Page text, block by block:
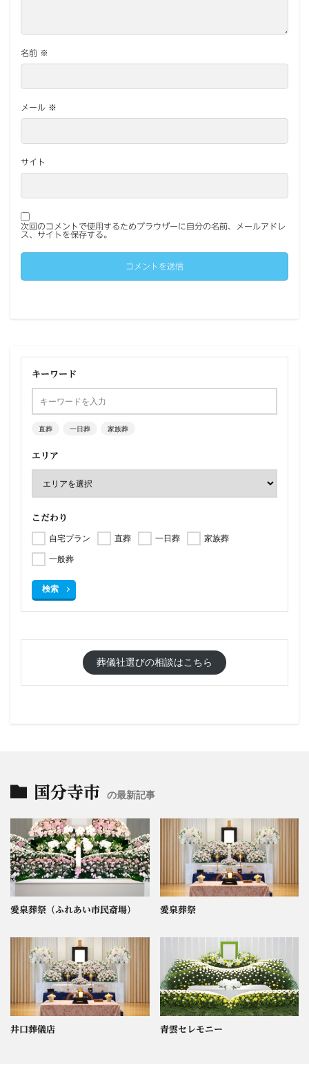
名前 ※
メール ※
サイト
次回のコメントで使用するためブラウザーに自分の名前、メールアドレ
ス、サイトを保存する。
キーワード
直葬 一日葬 家族葬
エリア
こだわり
自宅プラン 直葬 一日葬
家族葬
一般葬
検索
葬儀社選びの相談はこちら
国分寺市 の最新記事
愛泉葬祭（ふれあい市民斎場） 愛泉葬祭
井口葬儀店 青雲セレモニー